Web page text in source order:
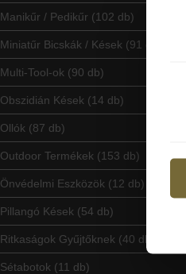
Manikűr / Pedikűr (102 db)
Miniatűr Bicskák / Kések (91 db)
Multi-Tool-ok (90 db)
Obszidián Kések (14 db)
Ollók (87 db)
Outdoor Termékek (153 db)
Önvédelmi Eszközök (12 db)
Pillangó Kések (54 db)
Ritkaságok Gyűjtőknek (40 db)
Sétabotok (11 db)